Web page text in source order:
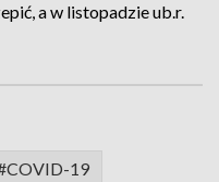
a w listopadzie ub.r.
19